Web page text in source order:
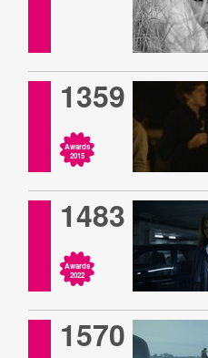
1359
Awards
2015
1483
Awards
2022
1570